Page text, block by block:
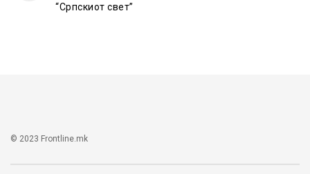
“Српскиот свет”
© 2023 Frontline.mk